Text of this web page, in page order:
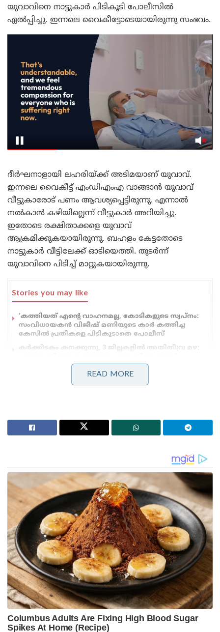
യുവാവിനെ നാട്ടുകാർ പിടികൂടി പോലീസിൽ
ഏൽപ്പിച്ചു. ഇന്നലെ വൈകീട്ടോടെയായിരുന്നു സംഭവം.
ദീർഘനാളായി ലഹരിയ്ക്ക് അടിമയാണ് യുവാവ്.
ഇന്നലെ വൈകീട്ട് എംഡിഎംഎ വാങ്ങാൻ യുവാവ്
വീട്ടുകാരോട് പണം ആവശ്യപ്പെട്ടിരുന്നു. എന്നാൽ
നൽകാൻ കഴിയില്ലെന്ന് വീട്ടുകാർ അറിയിച്ചു.
ഇതോടെ രക്ഷിതാക്കളെ യുവാവ്
ആക്രമിക്കുകയായിരുന്നു. ബഹളം കേട്ടതോടെ
നാട്ടുകാർ വീട്ടിലേക്ക് ഓടിയെത്തി. തുടർന്ന്
യുവാവിനെ പിടിച്ച് മാറ്റുകയായിരുന്നു.
Stories you may like
‘കത്തിയത് എന്റെ വാഹനമല്ല, കോടികളുടെ സ്വപ്നം:
സംവിധായകൻ വിജീഷ് മണിയുടെ കാർ കത്തിച്ച
കേസിൽ പ്രതികളെ പിടികൂടാതെ പോലീസ്
കർക്കിടകം കനക്കുന്നു, 3 ജില്ലകളിൽ അതിതീവ്ര മഴ;
അലർട്ടിൽ!’: വരും മണിക്കൂറുകളിൽ പ്രളയസാധ്യത
പോലീസിനെ വിവരം അറിയിക്കുകയായിരുന്നു.
പോലീസ് എത്തി യുവാവിനെ ഡി അഡിക്ഷൻ
നേരത്തെ ജോലി ചെയ്ത് വീടും വീട്ടുകാരെയും
നോക്കിയിരുന്നത് യുവാവ് ആയിരുന്നു.
ഇതിനിടെയാണ് ലഹരിയ്ക്ക് അടിമയായത്. ഇതോടെ
ജോലി നഷ്ടമായി. തുടർന്ന് പൂർണമായി ലഹരി
ഉപയോഗത്തിലേക്ക് കടക്കുകയായിരുന്നു. കയ്യിൽ
ഉണ്ടായിരുന്ന പണം തീർന്നപ്പോൾ യുവാവ് ലഹരി
വാങ്ങാൻ വീട്ടുകാരോട് പണം ആവശ്യപ്പെടാൻ തുടങ്ങി.
നൽകാതിരുന്നതോടെ വീട്ടുകാരെ ആക്രമിക്കാൻ
ആരംഭിക്കുകയായിരുന്നു. ലഹരി ഉപയോഗിച്ച് വീട്ടിൽ
ഇയാൾ ബഹളം ഉണ്ടാക്കുന്നത് പതിവാണെന്ന്
നാട്ടുകാർ പറയുന്നത്.
Tags: malappuram police MDMA
READ MORE